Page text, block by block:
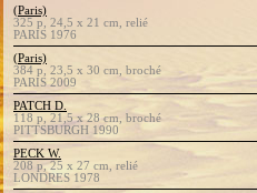
(Paris)
325 p, 24,5 x 21 cm, relié
PARIS 1976
(Paris)
384 p, 23,5 x 30 cm, broché
PARIS 2009
PATCH D.
118 p, 21,5 x 28 cm, broché
PITTSBURGH 1990
PECK W.
208 p, 25 x 27 cm, relié
LONDRES 1978